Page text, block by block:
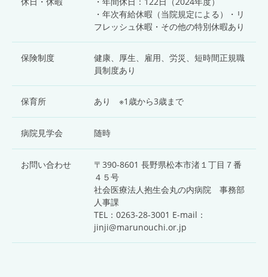
・年次有給休暇（当院規定による）・リ
フレッシュ休暇・その他の特別休暇あり
保険制度
健康、厚生、雇用、労災、短時間正規職
員制度あり
保育所 あり ※1歳から3歳まで
病院見学会 随時
お問い合わせ
〒390-8601 長野県松本市渚１丁目７番
４５号
社会医療法人抱生会丸の内病院 事務部
人事課
TEL：0263-28-3001 E-mail：
jinji@marunouchi.or.jp